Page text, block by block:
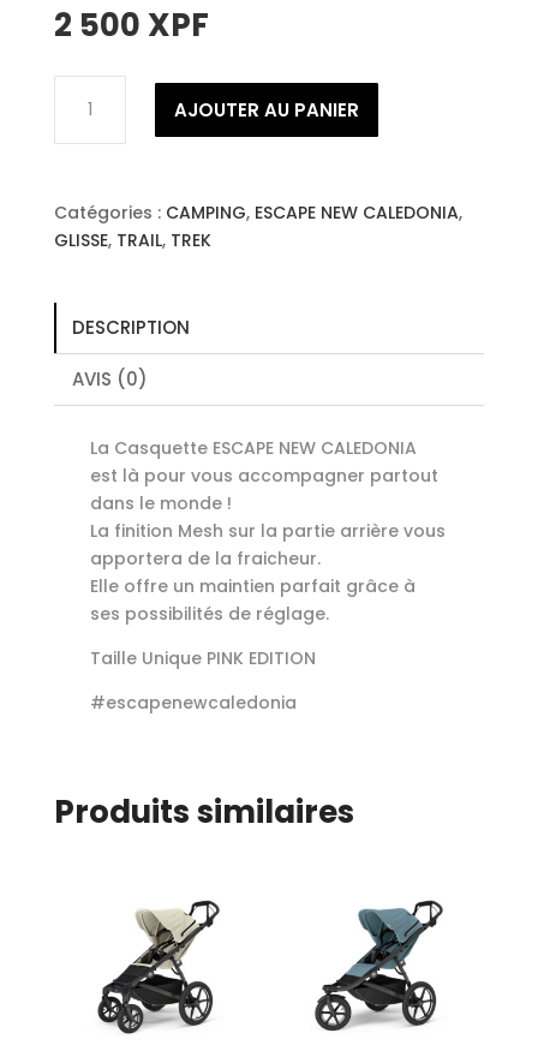
2 500 XPF
Casquette
CALEDONIA
Pink
AJOUTER AU PANIER
Catégories : CAMPING, ESCAPE NEW CALEDONIA,
GLISSE, TRAIL, TREK
DESCRIPTION
AVIS (0)
La Casquette ESCAPE NEW CALEDONIA
est là pour vous accompagner partout
dans le monde !
La finition Mesh sur la partie arrière vous
apportera de la fraicheur.
Elle offre un maintien parfait grâce à
ses possibilités de réglage.
Taille Unique PINK EDITION
#escapenewcaledonia
Produits similaires